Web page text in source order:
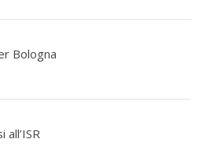
Bologna
all’ISR